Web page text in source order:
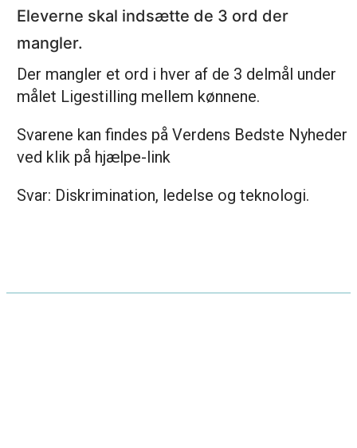
Eleverne skal indsætte de 3 ord der
mangler.
Der mangler et ord i hver af de 3 delmål under
målet Ligestilling mellem kønnene.
Svarene kan findes på Verdens Bedste Nyheder
ved klik på hjælpe-link
Svar: Diskrimination, ledelse og teknologi.